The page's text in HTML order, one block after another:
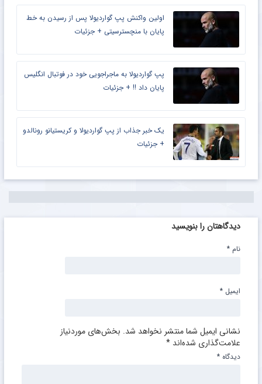
اولین واکنش پپ گواردیولا پس از رسیدن به خط
پایان با منچسترسیتی + جزئیات
پپ گواردیولا به ماجراجویی خود در فوتبال انگلیس
پایان داد !! + جزئیات
یک خبر جذاب از پپ گواردیولا و کریستیانو رونالدو
+ جزئیات
دیدگاهتان را بنویسید
نشانی ایمیل شما منتشر نخواهد شد. بخش‌های موردنیاز
علامت‌گذاری شده‌اند *
دیدگاه *
نام *
ایمیل *